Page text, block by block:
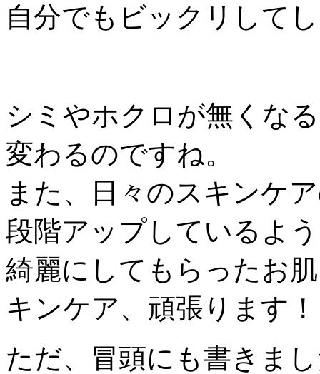
自分でもビックリして
シミやホクロが無くな
変わるのですね。
また、日々のスキンケ
段階アップしているよ
綺麗にしてもらったお
キンケア、頑張ります！
ただ、冒頭にも書きま